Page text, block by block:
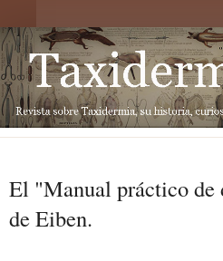
El "Manual práctico de
de Eiben.